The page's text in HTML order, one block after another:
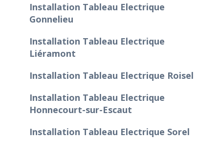
Installation Tableau Electrique
Gonnelieu
Installation Tableau Electrique
Liéramont
Installation Tableau Electrique Roisel
Installation Tableau Electrique
Honnecourt-sur-Escaut
Installation Tableau Electrique Sorel